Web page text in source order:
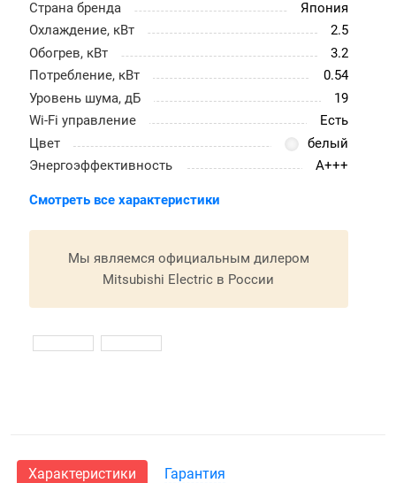
Страна бренда
Япония
Охлаждение, кВт
2.5
Обогрев, кВт
3.2
Потребление, кВт
0.54
Уровень шума, дБ
19
Wi-Fi управление
Есть
Цвет
белый
Энергоэффективность
A+++
Смотреть все характеристики
Мы являемся официальным дилером
Mitsubishi Electric в России
Характеристики Гарантия